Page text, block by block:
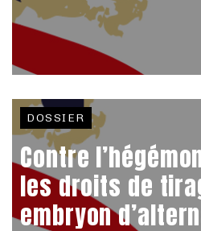
DOSSIER
Contre
les droits de
embryon